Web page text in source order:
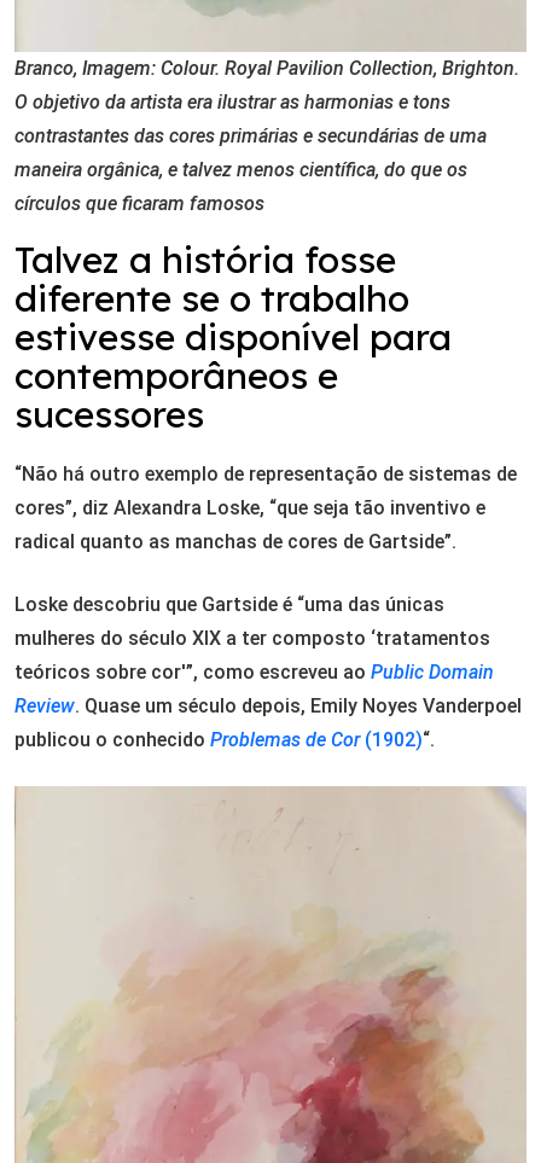
Branco, Imagem: Colour. Royal Pavilion Collection, Brighton.
O objetivo da artista era ilustrar as harmonias e tons
contrastantes das cores primárias e secundárias de uma
maneira orgânica, e talvez menos científica, do que os
círculos que ficaram famosos
Talvez a história fosse
diferente se o trabalho
estivesse disponível para
contemporâneos e
sucessores
“Não há outro exemplo de representação de sistemas de
cores”, diz Alexandra Loske, “que seja tão inventivo e
radical quanto as manchas de cores de Gartside”.
Loske descobriu que Gartside é “uma das únicas
mulheres do século XIX a ter composto ‘tratamentos
teóricos sobre cor'”, como escreveu ao Public Domain
Review. Quase um século depois, Emily Noyes Vanderpoel
publicou o conhecido Problemas de Cor (1902)“.